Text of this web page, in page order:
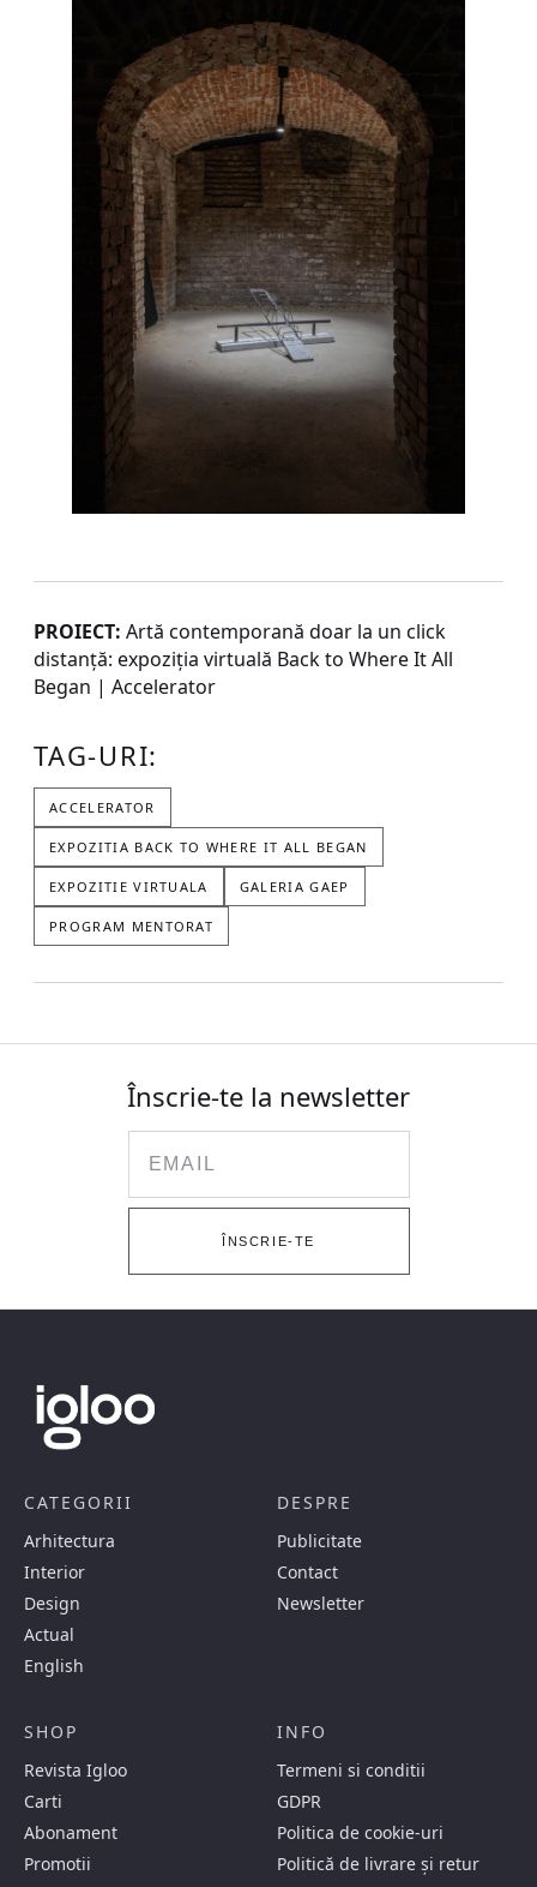
PROIECT: Artă contemporană doar la un click
distanță: expoziția virtuală Back to Where It All
Began | Accelerator
TAG-URI:
ACCELERATOR
EXPOZITIA BACK TO WHERE IT ALL BEGAN
EXPOZITIE VIRTUALA GALERIA GAEP
PROGRAM MENTORAT
Înscrie-te la newsletter
ÎNSCRIE-TE
CATEGORII
Arhitectura
Interior
Design
Actual
English
DESPRE
Publicitate
Contact
Newsletter
SHOP
Revista Igloo
Carti
Abonament
Promotii
INFO
Termeni si conditii
GDPR
Politica de cookie-uri
Politică de livrare și retur